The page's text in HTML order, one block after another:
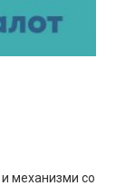
механизми со